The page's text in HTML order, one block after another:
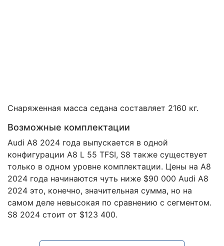
Снаряженная масса седана составляет 2160 кг.
Возможные комплектации
Audi A8 2024 года выпускается в одной
конфигурации A8 L 55 TFSI, S8 также существует
только в одном уровне комплектации. Цены на A8
2024 года начинаются чуть ниже $90 000 Audi A8
2024 это, конечно, значительная сумма, но на
самом деле невысокая по сравнению с сегментом.
S8 2024 стоит от $123 400.